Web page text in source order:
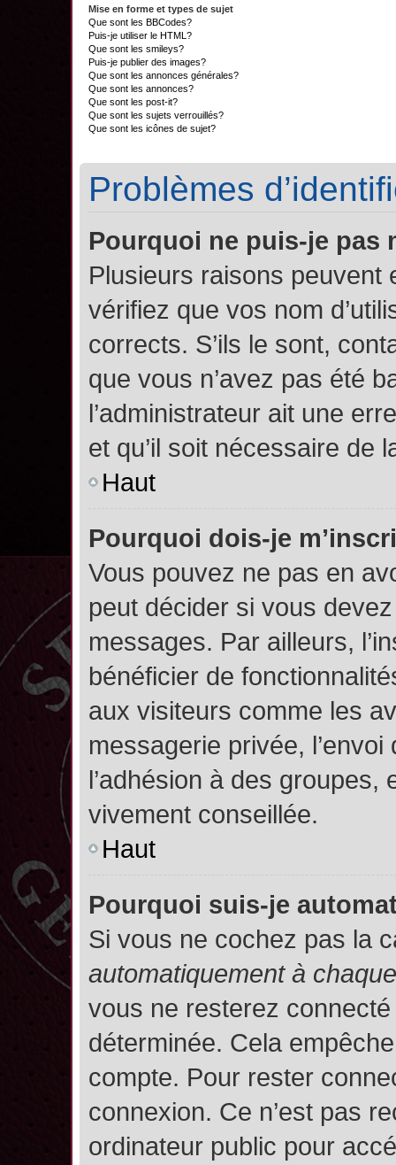
Mise en forme et types de sujet
Que sont les BBCodes?
Puis-je utiliser le HTML?
Que sont les smileys?
Puis-je publier des images?
Que sont les annonces générales?
Que sont les annonces?
Que sont les post-it?
Que sont les sujets verrouillés?
Que sont les icônes de sujet?
Problèmes
Pourquoi ne puis-je pas
Plusieurs raisons peuvent
vérifiez que vos nom
corrects. S’ils le sont,
que vous n’avez pas été
l’administrateur ait une
et qu’il soit nécessaire de
Haut
Pourquoi dois-je
Vous pouvez ne pas en
peut décider si vous
messages. Par ailleurs,
bénéficier de
aux visiteurs comme les
messagerie privée,
l’adhésion à des groupes,
vivement conseillée.
Haut
Pourquoi suis-je
Si vous ne cochez pas la
automatiquement à
vous ne resterez
déterminée. Cela
compte. Pour rester
connexion. Ce n’est pas
ordinateur public pour